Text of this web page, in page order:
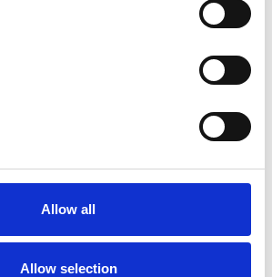
Allow all
Allow selection
la produzione del suo SUV Peaq